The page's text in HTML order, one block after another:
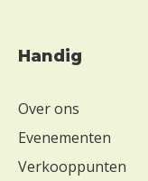
Handig
Over ons
Evenementen
Verkooppunten